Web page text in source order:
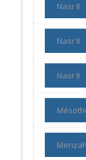
Nasr II
Nasr II
Nasr II